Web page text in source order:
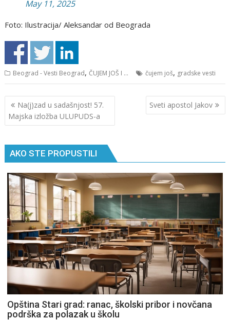
May 11, 2025
Foto: Ilustracija/ Aleksandar od Beograda
Beograd - Vesti Beograd,ČUJEM JOŠ I ... čujem još, gradske vesti
Кретање
чланка
Na(j)zad u sadašnjost! 57.
Majska izložba ULUPUDS-a
Sveti apostol Jakov
AKO STE PROPUSTILI
Opština Stari grad: ranac, školski pribor i novčana
podrška za polazak u školu